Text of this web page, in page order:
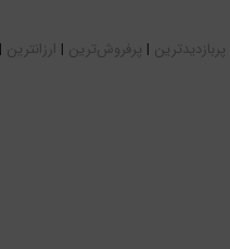
پربازدیدترین | پرفروش‌ترین | ارزانترین |